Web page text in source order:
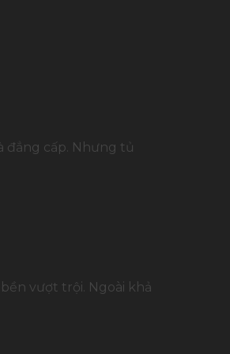
đẳng cấp. Nhưng tủ
vượt trội. Ngoài khả